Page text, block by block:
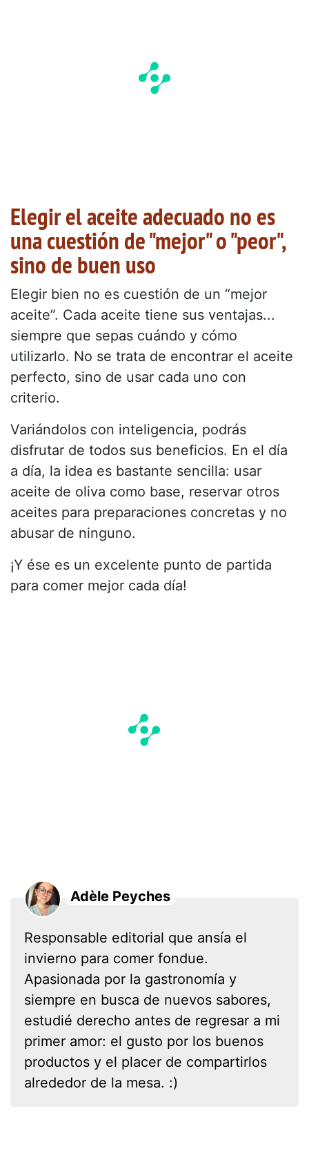
Elegir el aceite adecuado no es
una cuestión de "mejor" o "peor",
sino de buen uso
Elegir bien no es cuestión de un “mejor
aceite”. Cada aceite tiene sus ventajas...
siempre que sepas cuándo y cómo
utilizarlo. No se trata de encontrar el aceite
perfecto, sino de usar cada uno con
criterio.
Variándolos con inteligencia, podrás
disfrutar de todos sus beneficios. En el día
a día, la idea es bastante sencilla: usar
aceite de oliva como base, reservar otros
aceites para preparaciones concretas y no
abusar de ninguno.
¡Y ése es un excelente punto de partida
para comer mejor cada día!
Adèle Peyches
Responsable editorial que ansía el
invierno para comer fondue.
Apasionada por la gastronomía y
siempre en busca de nuevos sabores,
estudié derecho antes de regresar a mi
primer amor: el gusto por los buenos
productos y el placer de compartirlos
alrededor de la mesa. :)